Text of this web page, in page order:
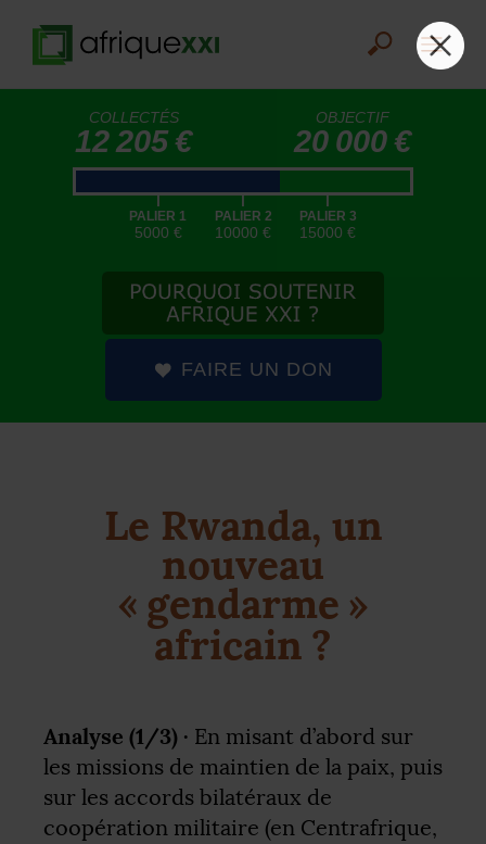
COLLECTÉS
12 205 €
OBJECTIF
20 000 €
|
PALIER 1
5000 €
|
PALIER 2
10000 €
|
PALIER 3
15000 €
FAIRE UN DON
Le Rwanda, un
nouveau
« gendarme »
africain ?
Analyse (1/3) · En misant d’abord sur
les missions de maintien de la paix, puis
sur les accords bilatéraux de
coopération militaire (en Centrafrique,